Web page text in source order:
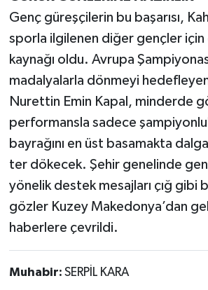
Genç güreşçilerin bu başarısı,
sporla ilgilenen diğer gençler
kaynağı oldu. Avrupa
madalyalarla dönmeyi
Nurettin Emin Kapal, minderde
performansla sadece
bayrağını en üst basamakta
ter dökecek. Şehir genelinde
yönelik destek mesajları çığ gibi
gözler Kuzey Makedonya’dan
haberlere çevrildi.
Muhabir: SERPİL KARA